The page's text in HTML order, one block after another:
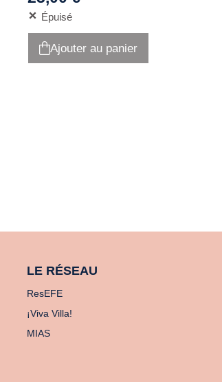
Épuisé
Ajouter au panier
LE RÉSEAU
ResEFE
¡Viva Villa!
MIAS